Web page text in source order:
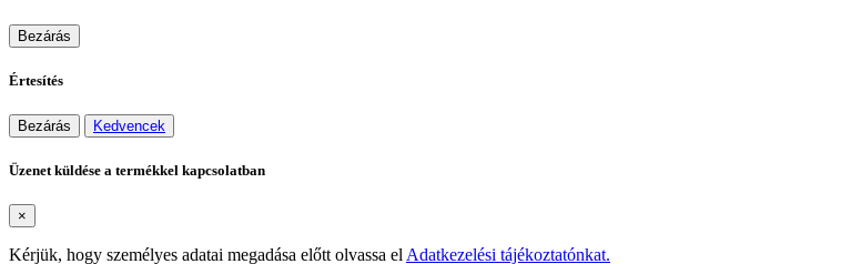
Bezárás
Értesítés
Bezárás Kedvencek
Üzenet küldése a termékkel kapcsolatban
×
Kérjük, hogy személyes adatai megadása előtt olvassa elAdatkezelési tájékoztatónkat.